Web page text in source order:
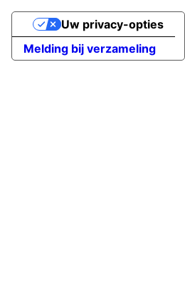
Melding bij verzameling
Uw privacy-opties